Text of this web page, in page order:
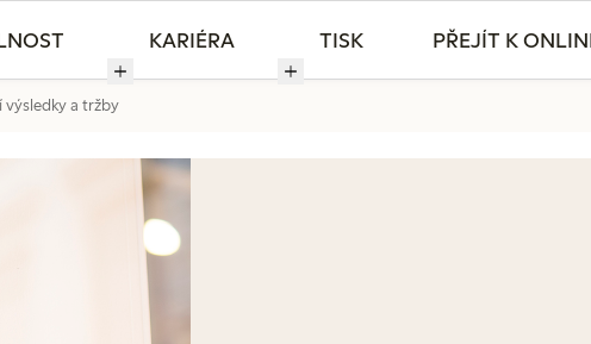
KARIÉRA TISK PŘEJÍT K
a tržby